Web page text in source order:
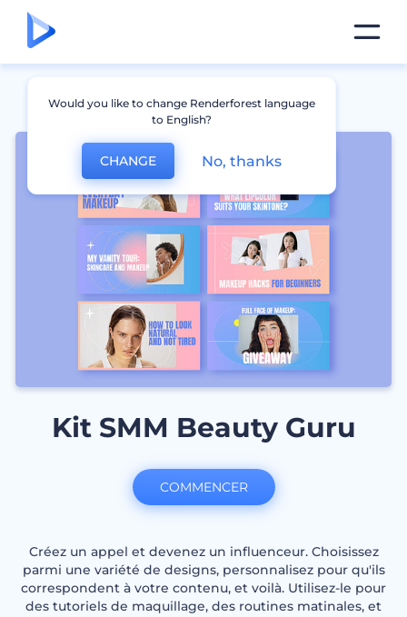
Kit SMM Beauty Guru
Créez un appel et devenez un influenceur. Choisissez
parmi une variété de designs, personnalisez pour qu'ils
correspondent à votre contenu, et voilà. Utilisez-le pour
des tutoriels de maquillage, des routines matinales, et
COMMENCER
Would you like to change Renderforest language
to English?
CHANGE No, thanks